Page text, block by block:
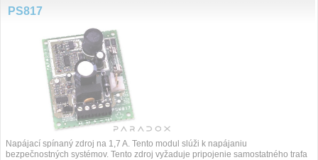
PS817
Napájací spínaný zdroj na 1,7 A. Tento modul slúži k napájaniu
bezpečnostných systémov. Tento zdroj vyžaduje pripojenie samostatného trafa